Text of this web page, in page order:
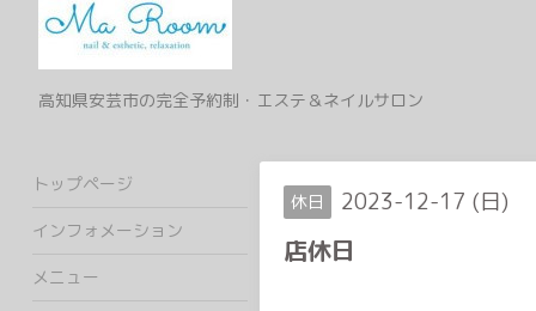
高知県安芸市の完全予約制・エステ＆ネイルサロン
休日 2023-12-17 (日)
店休日
トップページ
インフォメーション
メニュー